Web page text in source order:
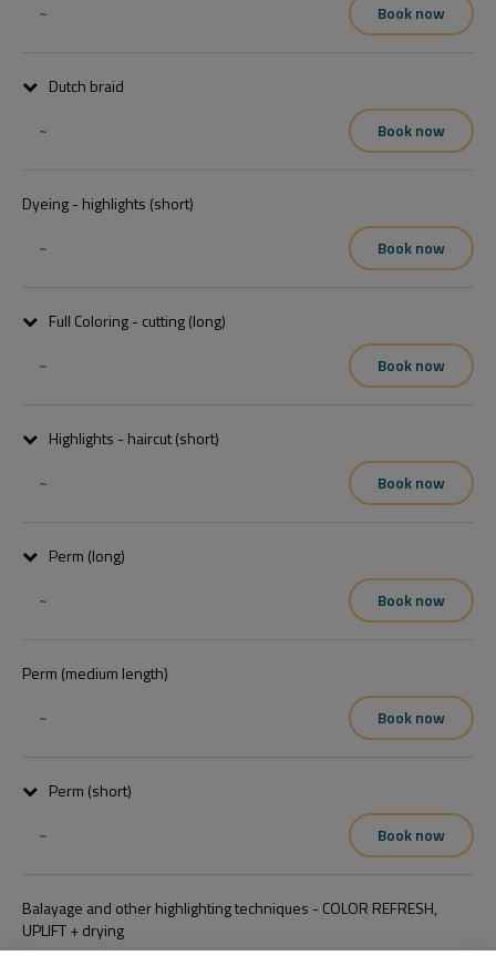
~
Book now
Dutch braid
~
Book now
Dyeing - highlights (short)
~
Book now
Full Coloring - cutting (long)
~
Book now
Highlights - haircut (short)
~
Book now
Perm (long)
~
Book now
Perm (medium length)
~
Book now
Perm (short)
~
Book now
Balayage and other highlighting techniques - COLOR REFRESH,
UPLIFT + drying